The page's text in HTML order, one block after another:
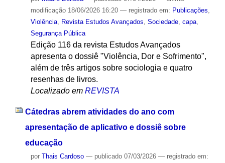
modificação18/06/2026 16:20 — registrado em: Publicações
Violência, Revista Estudos Avançados Sociedade, capa,
Segurança Pública
Edição 116 da revista Estudos Avançados
apresenta o dossiê "Violência, Dor e Sofrimento",
além de três artigos sobre sociologia e quatro
resenhas de livros.
Localizado em REVISTA
Cátedras abrem atividades do ano com
apresentação de aplicativo e dossiê sobre
educação
por Thais Cardoso — publicado07/03/2026 — registrado em: